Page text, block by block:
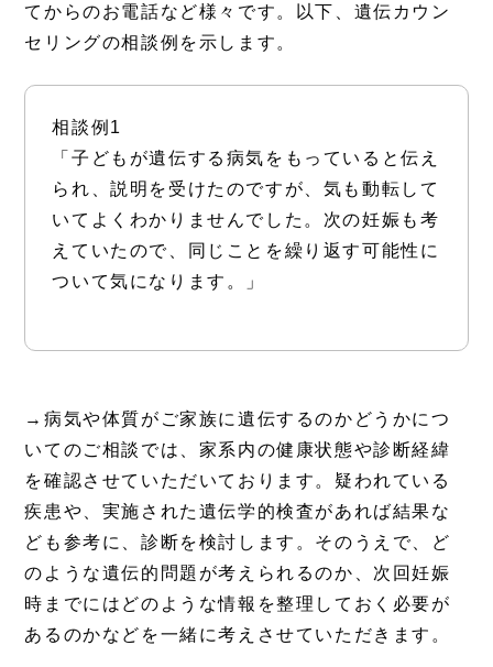
てからのお電話など様々です。以下、遺伝カウン
セリングの相談例を示します。
相談例1
「子どもが遺伝する病気をもっていると伝え
られ、説明を受けたのですが、気も動転して
いてよくわかりませんでした。次の妊娠も考
えていたので、同じことを繰り返す可能性に
ついて気になります。」
→病気や体質がご家族に遺伝するのかどうかにつ
いてのご相談では、家系内の健康状態や診断経緯
を確認させていただいております。疑われている
疾患や、実施された遺伝学的検査があれば結果な
ども参考に、診断を検討します。そのうえで、ど
のような遺伝的問題が考えられるのか、次回妊娠
時までにはどのような情報を整理しておく必要が
あるのかなどを一緒に考えさせていただきます。